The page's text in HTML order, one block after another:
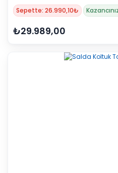
Sepette: 26.990,10₺
₺29.989,00